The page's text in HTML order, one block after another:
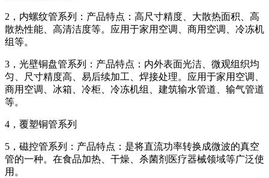
2，内螺纹管系列：产品特点：高尺寸精度、大散热面积、高
散热性能、高清洁度等。应用于家用空调、商用空调、冷冻机
组等。
3，光壁铜盘管系列：产品特点：内外表面光洁、微观组织均
匀、尺寸精度高、易后续加工、焊接处理。应用于家用空调、
商用空调、冰箱、冷柜、冷冻机组、建筑输水管道、输气管道
等。
4，覆塑铜管系列
5，磁控管系列：产品特点：是将直流功率转换成微波的真空
管的一种。在食品加热、干燥、杀菌剂医疗器械领域等广泛使
用。